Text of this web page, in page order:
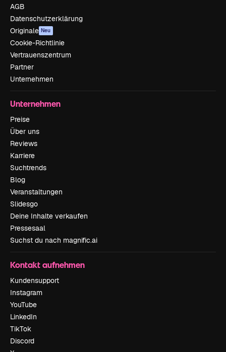
AGB
Datenschutzerklärung
Originale Neu
Cookie-Richtlinie
Vertrauenszentrum
Partner
Unternehmen
Unternehmen
Preise
Über uns
Reviews
Karriere
Suchtrends
Blog
Veranstaltungen
Slidesgo
Deine Inhalte verkaufen
Pressesaal
Suchst du nach magnific.ai
Kontakt aufnehmen
Kundensupport
Instagram
YouTube
LinkedIn
TikTok
Discord